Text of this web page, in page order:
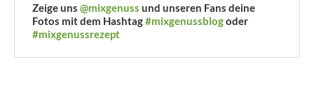
Zeige uns @mixgenuss und unseren Fans deine
Fotos mit dem Hashtag#mixgenussblogoder
#mixgenussrezept